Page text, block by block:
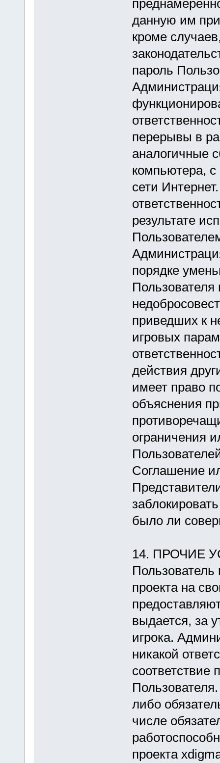
данную им
кроме
пароль
перерывы в
аналогичные
компьютера, с
сети
результате
порядке
приведших к
игровых
действия
имеет право
объяснения
ограничения
Соглашение
было ли
14. ПРОЧИЕ
Пользователь
проекта на
выдается, за
игрока.
никакой
соответствие
либо
числе
проекта